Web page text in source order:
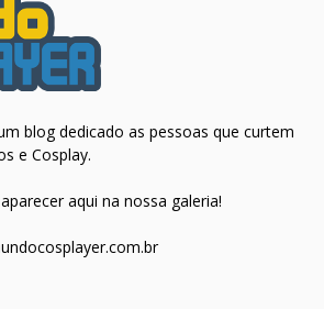
blog dedicado as pessoas que curtem
e Cosplay.
aqui na nossa galeria!